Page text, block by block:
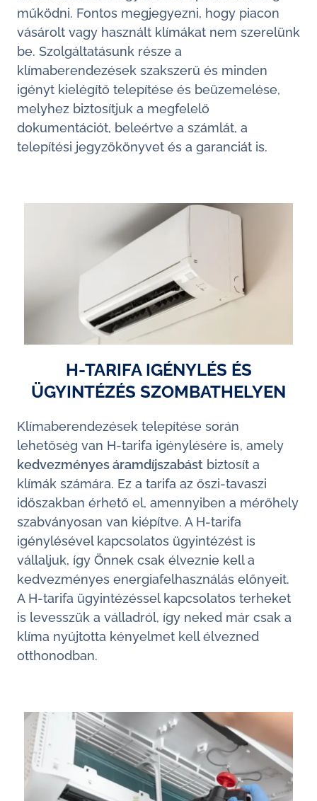
működni. Fontos megjegyezni, hogy piacon
vásárolt vagy használt klímákat nem szerelünk
be. Szolgáltatásunk része a
klímaberendezések szakszerű és minden
igényt kielégítő telepítése és beüzemelése,
melyhez biztosítjuk a megfelelő
dokumentációt, beleértve a számlát, a
telepítési jegyzőkönyvet és a garanciát is.
H-TARIFA IGÉNYLÉS ÉS
ÜGYINTÉZÉS SZOMBATHELYEN
Klímaberendezések telepítése során
lehetőség van H-tarifa igénylésére is, amely
kedvezményes áramdíjszabást biztosít a
klímák számára. Ez a tarifa az őszi-tavaszi
időszakban érhető el, amennyiben a mérőhely
szabványosan van kiépítve. A H-tarifa
igénylésével kapcsolatos ügyintézést is
vállaljuk, így Önnek csak élveznie kell a
kedvezményes energiafelhasználás előnyeit.
A H-tarifa ügyintézéssel kapcsolatos terheket
is levesszük a válladról, így neked már csak a
klíma nyújtotta kényelmet kell élvezned
otthonodban.